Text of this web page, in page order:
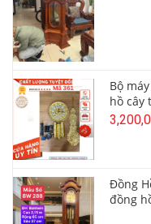
Bộ
hồ cây
Đồng
đồng